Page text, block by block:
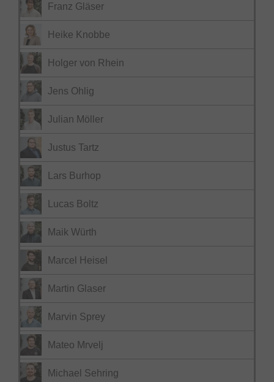
Franz Gläser
Heike Knobbe
Holger von Rhein
Jens Ohlig
Julian Möller
Justus Tartz
Lars Burhop
Lucas Boltz
Maik Würth
Marcel Heisel
Martin Glaser
Marvin Sprey
Mateo Mrvelj
Michael Sehring